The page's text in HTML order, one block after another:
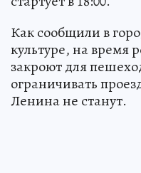
Как сообщили в
культуре, на время
закроют для
ограничивать
Ленина не станут.